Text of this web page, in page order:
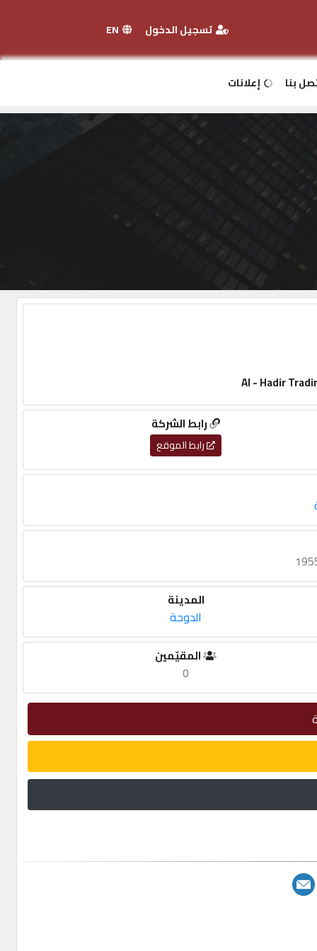
تسجيل الدخول
بنا إعلانات
رابط الشركة
رابط الموقع
المدينة
الدوحة
المقيّمين
0